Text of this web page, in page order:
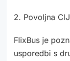
2. Povoljna
FlixBus je
usporedbi s